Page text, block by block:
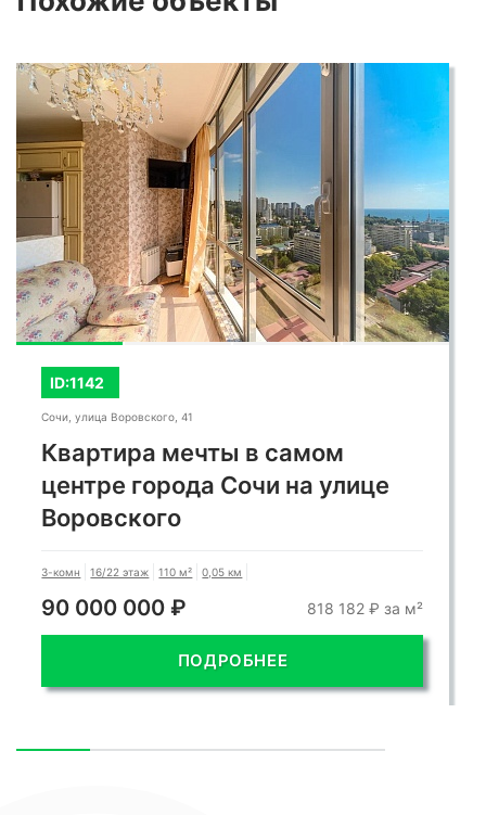
ID:1142
Сочи, улица Воровского, 41
Квартира мечты в самом
центре города Сочи на улице
Воровского
3-комн 16/22 этаж 110 м² 0,05 км
90 000 000 ₽ 818 182 ₽ за м²
ПОДРОБНЕЕ